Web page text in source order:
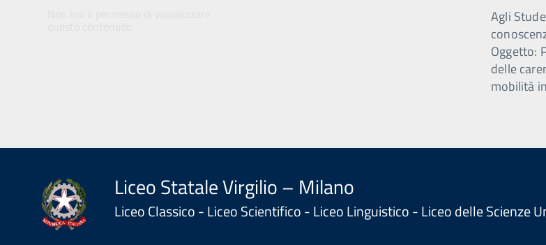
Agli
Oggetto:
delle
mobilità
Liceo Statale Virgilio – Milano
Liceo Classico - Liceo Scientifico - Liceo Linguistico - Liceo delle Scienze